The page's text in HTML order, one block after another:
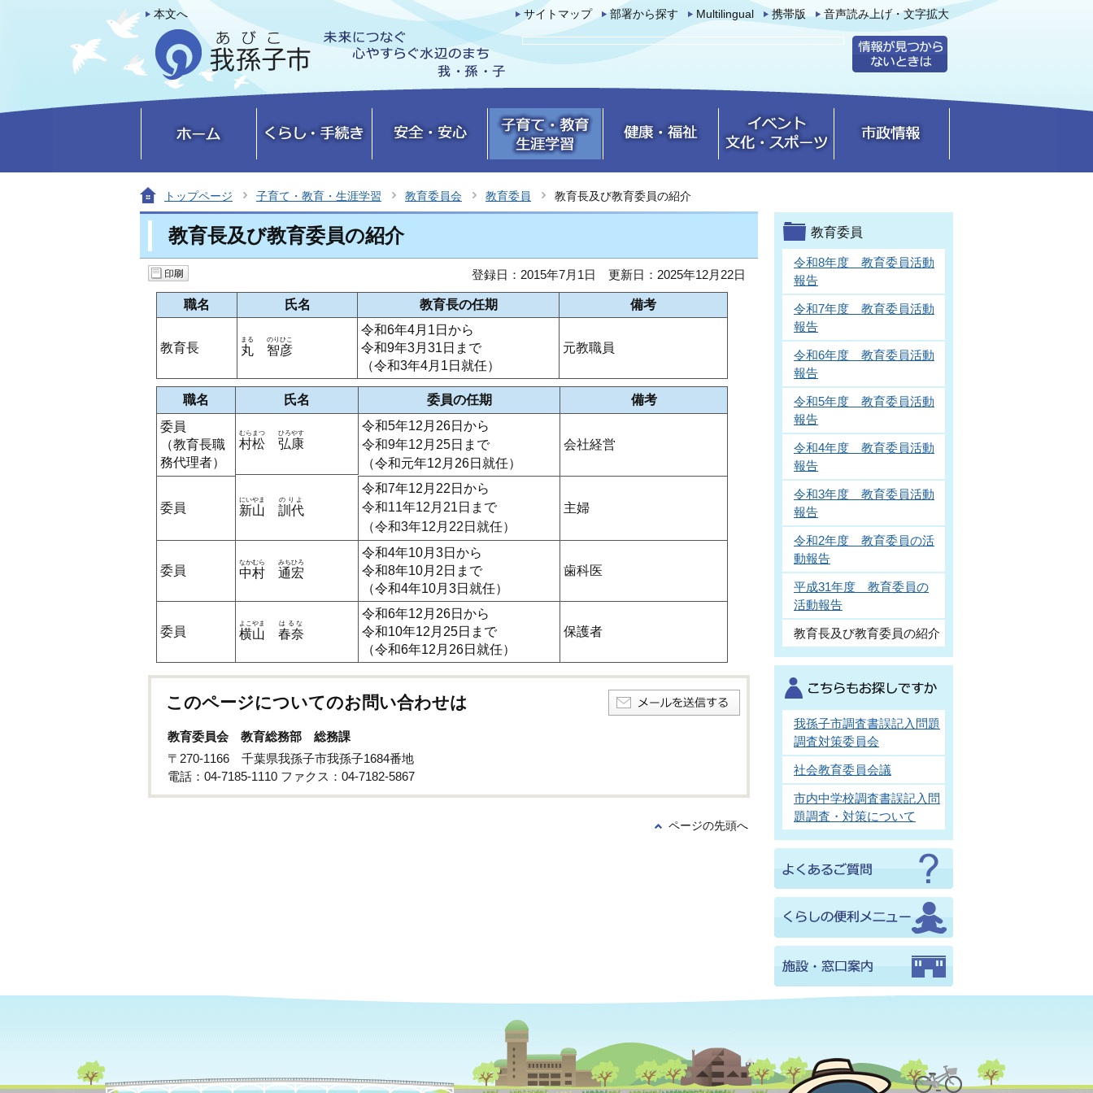
本文へ サイトマップ 部署から探す Multilingual 携帯版 音声読み上げ・文字拡大
トップページ 子育て・教育・生涯学習 教育委員会 教育委員 教育長及び教育委員の紹介
教育長及び教育委員の紹介
登録日：2015年7月1日 更新日：2025年12月22日
職名 氏名 教育長の任期 備考
教育長 丸
まる
智彦
のりひこ
令和6年4月1日から
令和9年3月31日まで
（令和3年4月1日就任）
元教職員
職名 氏名 委員の任期
備考
委員
（教育長職
務代理者）
村松
むらまつ
弘康
ひろやす
令和5年12月26日から
令和9年12月25日まで
（令和元年12月26日就任）
会社経営
委員 新山
にいやま
訓代
のりよ
令和7年12月22日から
令和11年12月21日まで
（令和3年12月22日就任）
主婦
委員 中村
なかむら
通宏
みちひろ
令和4年10月3日から
令和8年10月2日まで
（令和4年10月3日就任）
歯科医
委員 横山
よこやま
春奈
はるな
令和6年12月26日から
令和10年12月25日まで
（令和6年12月26日就任）
保護者
このページについてのお問い合わせは
教育委員会 教育総務部 総務課
〒270-1166 千葉県我孫子市我孫子1684番地
電話：04-7185-1110 ファクス：04-7182-5867
ページの先頭へ
教育委員
令和8年度 教育委員活動
報告
令和7年度 教育委員活動
報告
令和6年度 教育委員活動
報告
令和5年度 教育委員活動
報告
令和4年度 教育委員活動
報告
令和3年度 教育委員活動
報告
令和2年度 教育委員の活
動報告
平成31年度 教育委員の
活動報告
教育長及び教育委員の紹介
我孫子市調査書誤記入問題
調査対策委員会
社会教育委員会議
市内中学校調査書誤記入問
題調査・対策について